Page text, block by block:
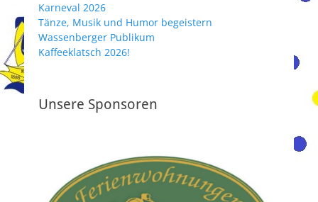
H
e
i
k
a
m
Karneval 2026
Tänze, Musik und Humor begeistern
Wassenberger Publikum
Kaffeeklatsch 2026!
Unsere Sponsoren